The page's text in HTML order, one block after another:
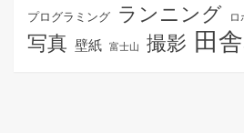
プログラミング ランニング
写真 壁紙 富士山 撮影 田